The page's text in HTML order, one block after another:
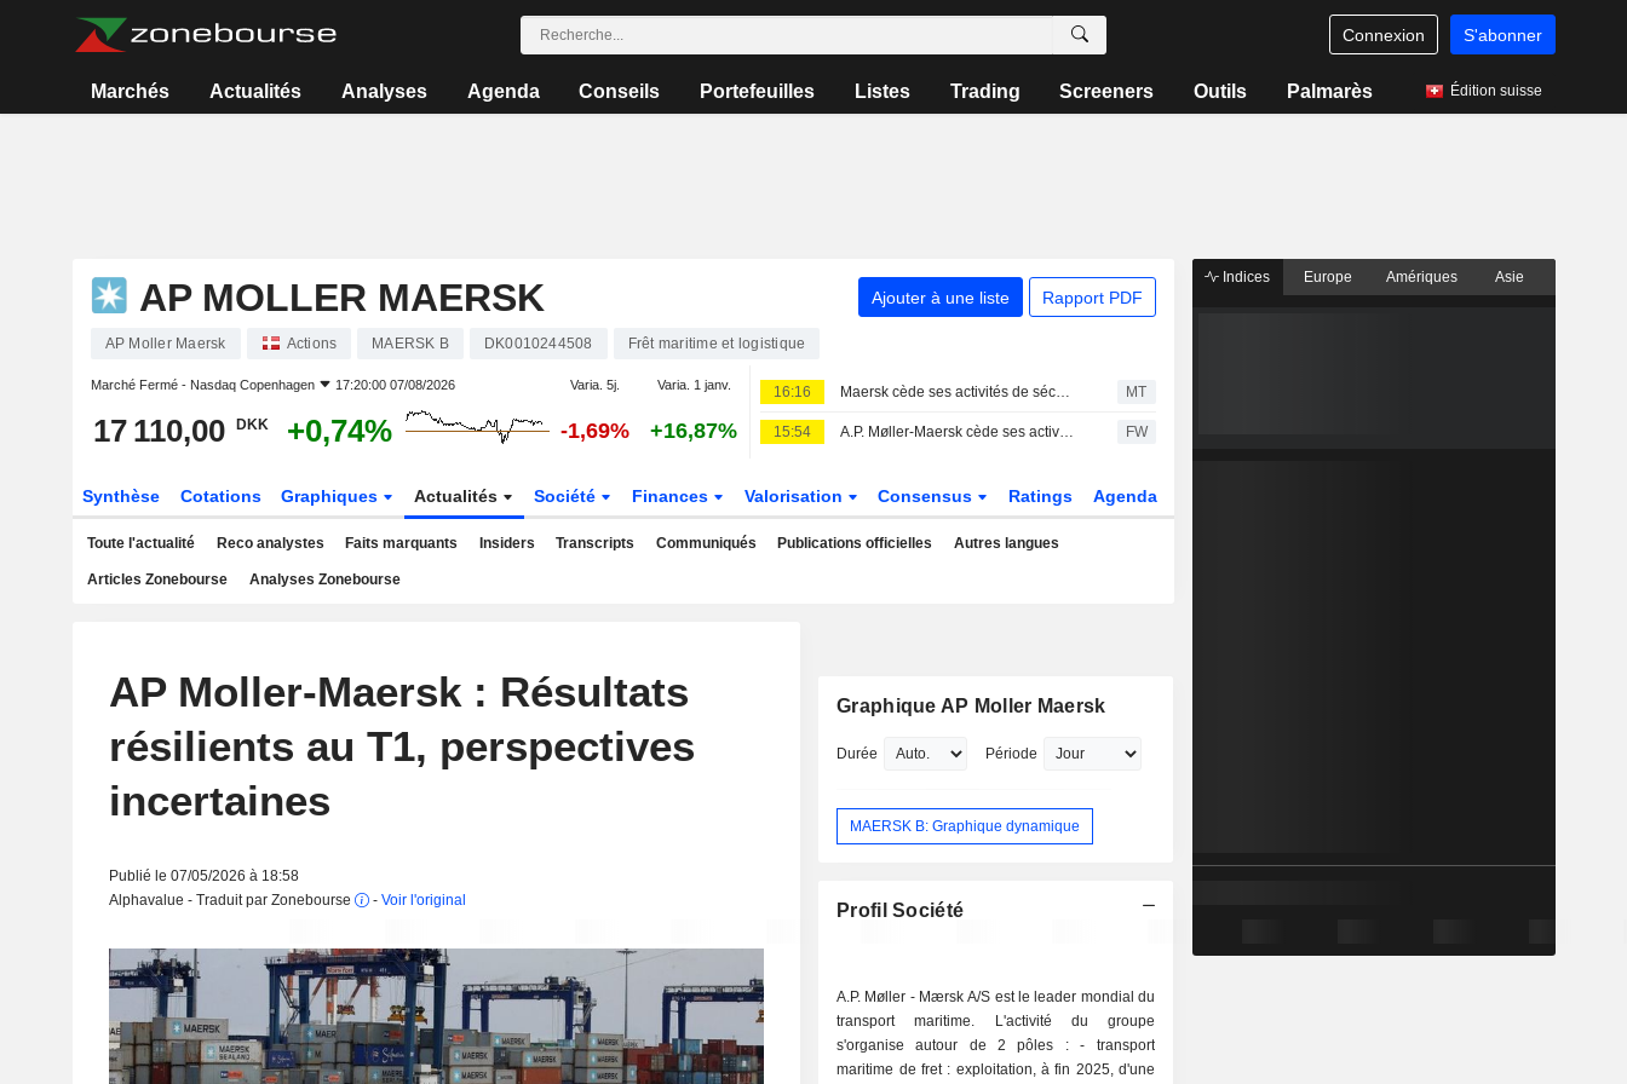
Connexion S'abonner
Marchés Actualités Analyses Agenda Conseils Portefeuilles Listes Trading Screeners Outils Palmarès Édition suisse
AP MOLLER MAERSK Ajouter à une liste Rapport PDF
AP Moller Maersk Actions MAERSK B DK0010244508 Frêt maritime et logistique
Marché Fermé - Nasdaq Copenhagen 17:20:00 07/08/2026 Varia. 5j. Varia. 1 janv.
17 110,00 DKK +0,74% -1,69% +16,87%
16:16 Maersk cède ses activités de sécurité et de formation à OpenGate Capital MT
15:54 A.P. Møller-Maersk cède ses activités de formation à Open Gate Capital FW
Synthèse Cotations Graphiques Actualités Société Finances Valorisation Consensus Ratings Agenda
Toute l'actualité Reco analystes Faits marquants Insiders Transcripts Communiqués Publications officielles Autres langues
Articles Zonebourse Analyses Zonebourse
AP Moller-Maersk : Résultats
résilients au T1, perspectives
incertaines
Publié le 07/05/2026 à 18:58
Alphavalue - Traduit par Zonebourse
- Voir l'original
Graphique AP Moller Maersk
Durée Période
MAERSK B: Graphique dynamique
Profil Société
A.P. Møller - Mærsk A/S est le leader mondial du
transport maritime. L'activité du groupe
s'organise autour de 2 pôles : - transport
maritime de fret : exploitation, à fin 2025, d'une
Indices Europe Amériques Asie